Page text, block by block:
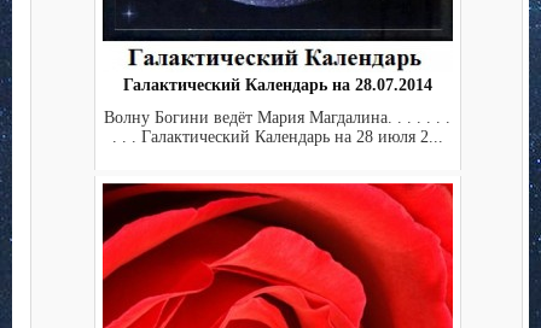
Галактический Календарь на 28.07.2014
Волну Богини ведёт Мария Магдалина. . . . . . .
. . . Галактический Календарь на 28 июля 2...